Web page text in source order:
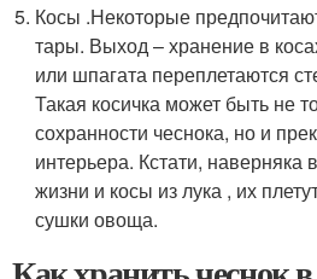
Косы .Некоторые
тары. Выход – хранение в
или шпагата переплетаются
Такая косичка может быть не
сохранности чеснока, но и
интерьера. Кстати, наверняка
жизни и косы из лука , их
сушки овоща.